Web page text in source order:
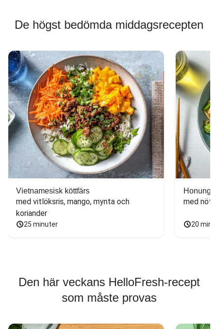
De högst bedömda middagsrecepten
Vietnamesisk köttfärs
med vitlöksris, mango, mynta och
koriander
25 minuter
med
20
Den här veckans HelloFresh-recept
som måste provas